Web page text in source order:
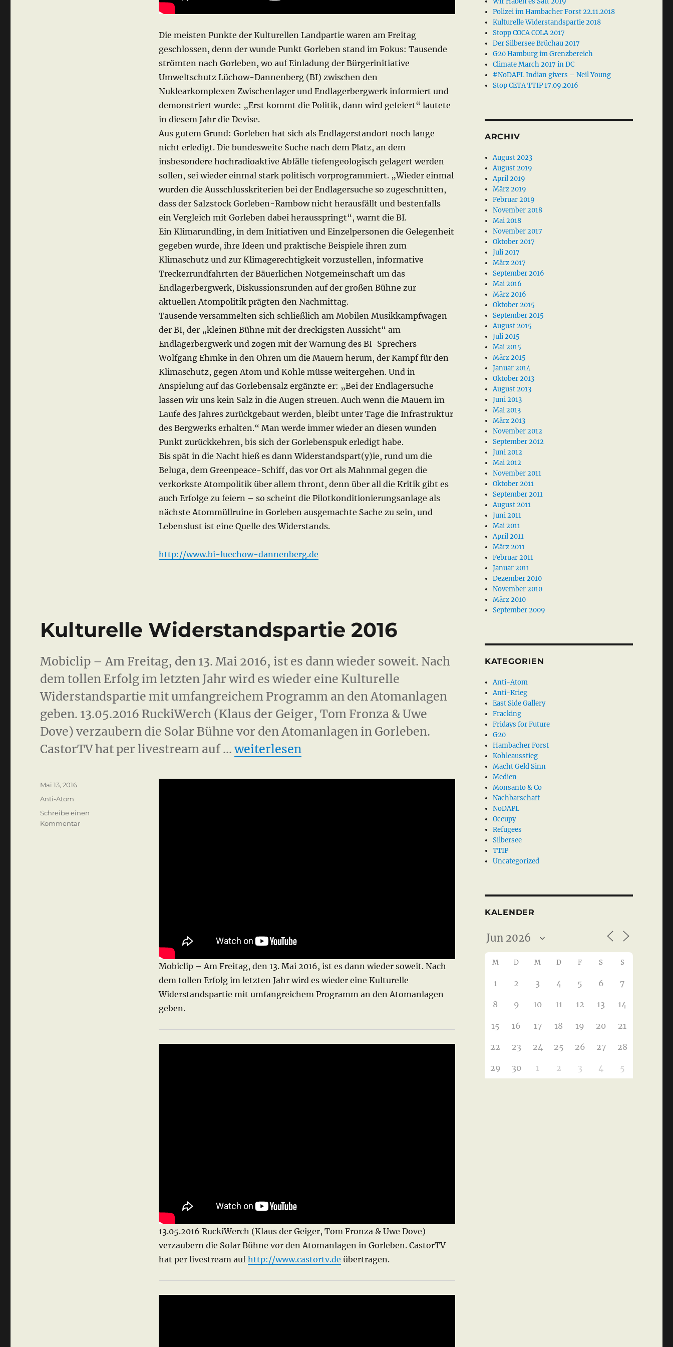
Die meisten Punkte der Kulturellen Landpartie waren am Freitag
geschlossen, denn der wunde Punkt Gorleben stand im Fokus: Tausende
strömten nach Gorleben, wo auf Einladung der Bürgerinitiative
Umweltschutz Lüchow-Dannenberg (BI) zwischen den
Nuklearkomplexen Zwischenlager und Endlagerbergwerk informiert und
demonstriert wurde: „Erst kommt die Politik, dann wird gefeiert“ lautete
in diesem Jahr die Devise.
Aus gutem Grund: Gorleben hat sich als Endlagerstandort noch lange
nicht erledigt. Die bundesweite Suche nach dem Platz, an dem
insbesondere hochradioaktive Abfälle tiefengeologisch gelagert werden
sollen, sei wieder einmal stark politisch vorprogrammiert. „Wieder einmal
wurden die Ausschlusskriterien bei der Endlagersuche so zugeschnitten,
dass der Salzstock Gorleben-Rambow nicht herausfällt und bestenfalls
ein Vergleich mit Gorleben dabei herausspringt“, warnt die BI.
Ein Klimarundling, in dem Initiativen und Einzelpersonen die Gelegenheit
gegeben wurde, ihre Ideen und praktische Beispiele ihren zum
Klimaschutz und zur Klimagerechtigkeit vorzustellen, informative
Treckerrundfahrten der Bäuerlichen Notgemeinschaft um das
Endlagerbergwerk, Diskussionsrunden auf der großen Bühne zur
aktuellen Atompolitik prägten den Nachmittag.
Tausende versammelten sich schließlich am Mobilen Musikkampfwagen
der BI, der „kleinen Bühne mit der dreckigsten Aussicht“ am
Endlagerbergwerk und zogen mit der Warnung des BI-Sprechers
Wolfgang Ehmke in den Ohren um die Mauern herum, der Kampf für den
Klimaschutz, gegen Atom und Kohle müsse weitergehen. Und in
Anspielung auf das Gorlebensalz ergänzte er: „Bei der Endlagersuche
lassen wir uns kein Salz in die Augen streuen. Auch wenn die Mauern im
Laufe des Jahres zurückgebaut werden, bleibt unter Tage die Infrastruktur
des Bergwerks erhalten.“ Man werde immer wieder an diesen wunden
Punkt zurückkehren, bis sich der Gorlebenspuk erledigt habe.
Bis spät in die Nacht hieß es dann Widerstandspart(y)ie, rund um die
Beluga, dem Greenpeace-Schiff, das vor Ort als Mahnmal gegen die
verkorkste Atompolitik über allem thront, denn über all die Kritik gibt es
auch Erfolge zu feiern – so scheint die Pilotkonditionierungsanlage als
nächste Atommüllruine in Gorleben ausgemachte Sache zu sein, und
Lebenslust ist eine Quelle des Widerstands.
http://www.bi-luechow-dannenberg.de
Kulturelle Widerstandspartie 2016
Mobiclip – Am Freitag, den 13. Mai 2016, ist es dann wieder soweit. Nach
dem tollen Erfolg im letzten Jahr wird es wieder eine Kulturelle
Widerstandspartie mit umfangreichem Programm an den Atomanlagen
geben. 13.05.2016 RuckiWerch (Klaus der Geiger, Tom Fronza & Uwe
Dove) verzaubern die Solar Bühne vor den Atomanlagen in Gorleben.
CastorTV hat per livestream auf …„Kulturelle Widerstandspartie 2016“
weiterlesen
Mobiclip – Am Freitag, den 13. Mai 2016, ist es dann wieder soweit. Nach
dem tollen Erfolg im letzten Jahr wird es wieder eine Kulturelle
Widerstandspartie mit umfangreichem Programm an den Atomanlagen
geben.
13.05.2016 RuckiWerch (Klaus der Geiger, Tom Fronza & Uwe Dove)
verzaubern die Solar Bühne vor den Atomanlagen in Gorleben. CastorTV
hat per livestream aufhttp://www.castortv.de übertragen.
Veröffentlicht
Mai 13, 2016
Kategorien
Anti-Atom
Schreibe einen
Kommentarzu
Polizei im Hambacher Forst 22.11.2018
Kulturelle Widerstandspartie 2018
Stopp COCA COLA 2017
Der Silbersee Brüchau 2017
G20 Hamburg im Grenzbereich
Climate March 2017 in DC
#NoDAPL Indian givers – Neil Young
Stop CETA TTIP 17.09.2016
ARCHIV
August 2023
August 2019
April 2019
März 2019
Februar 2019
November 2018
Mai 2018
November 2017
Oktober 2017
Juli 2017
März 2017
September 2016
Mai 2016
März 2016
Oktober 2015
September 2015
August 2015
Juli 2015
Mai 2015
März 2015
Januar 2014
Oktober 2013
August 2013
Juni 2013
Mai 2013
März 2013
November 2012
September 2012
Juni 2012
Mai 2012
November 2011
Oktober 2011
September 2011
August 2011
Juni 2011
Mai 2011
April 2011
März 2011
Februar 2011
Januar 2011
Dezember 2010
November 2010
März 2010
September 2009
KATEGORIEN
Anti-Atom
Anti-Krieg
East Side Gallery
Fracking
Fridays for Future
G20
Hambacher Forst
Kohleausstieg
Macht Geld Sinn
Medien
Monsanto & Co
Nachbarschaft
NoDAPL
Occupy
Refugees
Silbersee
TTIP
Uncategorized
KALENDER
M D M D F S S
1 2 3 4 5 6 7
8 9 10 11 12 13 14
15 16 17 18 19 20 21
22 23 24 25 26 27 28
29 30 1 2 3 4 5